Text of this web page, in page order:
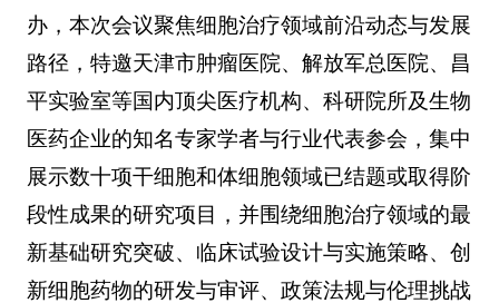
办，本次会议聚焦细胞治疗领域前沿动态与发展
路径，特邀天津市肿瘤医院、解放军总医院、昌
平实验室等国内顶尖医疗机构、科研院所及生物
医药企业的知名专家学者与行业代表参会，集中
展示数十项干细胞和体细胞领域已结题或取得阶
段性成果的研究项目，并围绕细胞治疗领域的最
新基础研究突破、临床试验设计与实施策略、创
新细胞药物的研发与审评、政策法规与伦理挑战